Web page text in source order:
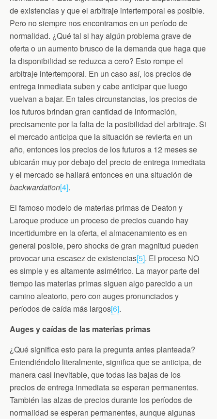
de existencias y que el arbitraje intertemporal es posible.
Pero no siempre nos encontramos en un período de
normalidad. ¿Qué tal si hay algún problema grave de
oferta o un aumento brusco de la demanda que haga que
la disponibilidad se reduzca a cero? Esto rompe el
arbitraje intertemporal. En un caso así, los precios de
entrega inmediata suben y cabe anticipar que luego
vuelvan a bajar. En tales circunstancias, los precios de
los futuros brindan gran cantidad de información,
precisamente por la falta de la posibilidad del arbitraje. Si
el mercado anticipa que la situación se revierta en un
año, entonces los precios de los futuros a 12 meses se
ubicarán muy por debajo del precio de entrega inmediata
y el mercado se hallará entonces en una situación de
backwardation[4].
El famoso modelo de materias primas de Deaton y
Laroque produce un proceso de precios cuando hay
incertidumbre en la oferta, el almacenamiento es en
general posible, pero shocks de gran magnitud pueden
provocar una escasez de existencias[5]. El proceso NO
es simple y es altamente asimétrico. La mayor parte del
tiempo las materias primas siguen algo parecido a un
camino aleatorio, pero con auges pronunciados y
períodos de caída más largos[6].
Auges y caídas de las materias primas
¿Qué significa esto para la pregunta antes planteada?
Entendiéndolo literalmente, significa que se anticipa, de
manera casi inevitable, que todas las bajas de los
precios de entrega inmediata se esperan permanentes.
También las alzas de precios durante los períodos de
normalidad se esperan permanentes, aunque algunas